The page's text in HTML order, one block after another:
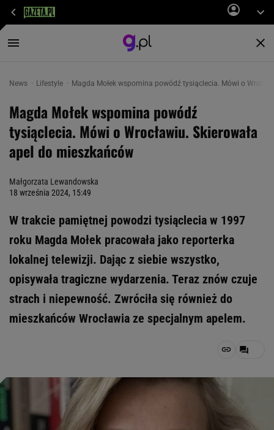
News Lifestyle Magda Mołek wspomina powódź tysiąclecia. Mówi o
Magda Mołek wspomina powódź
tysiąclecia. Mówi o Wrocławiu. Skierowała
apel do mieszkańców
Małgorzata Lewandowska
18 września 2024, 15:49
W trakcie pamiętnej powodzi tysiąclecia w 1997
roku Magda Mołek pracowała jako reporterka
lokalnej telewizji. Dając z siebie wszystko,
opisywała tragiczne wydarzenia. Teraz znów czuje
strach i niepewność. Zwróciła się również do
mieszkańców Wrocławia ze specjalnym apelem.